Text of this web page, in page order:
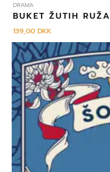
DRAMA
BUKET ŽUTIH RUŽA
139,00DKK